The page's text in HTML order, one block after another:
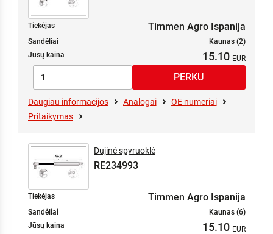
Tiekėjas Timmen Agro Ispanija
Sandėliai
Kaunas (2)
Jūsų kaina
15.10
Daugiau informacijos Analogai
OE numeriai
Pritaikymas
Dujinė spyruoklė
RE234993
Tiekėjas Timmen Agro Ispanija
Sandėliai
Kaunas (6)
Jūsų kaina
15.10